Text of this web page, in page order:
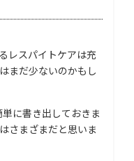
レスパイトケアは充
まだ少ないのかもし
に書き出しておきま
さまざまだと思いま